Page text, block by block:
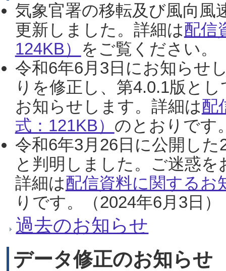
気象官署の移転及び風向風
更新しました。詳細は配信
124KB） をご覧ください。
令和6年6月3日にお知らせ
りを修正し、第4.0.1版と
お知らせします。詳細は配
式：121KB） のとおりです
令和6年3月26日に公開し
と判明しました。ご迷惑
詳細は配信資料に関するお
りです。（2024年6月3日）
過去のお知らせ
データ修正のお知らせ